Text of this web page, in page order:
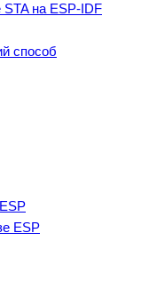
на ESP-IDF
способ
ESP